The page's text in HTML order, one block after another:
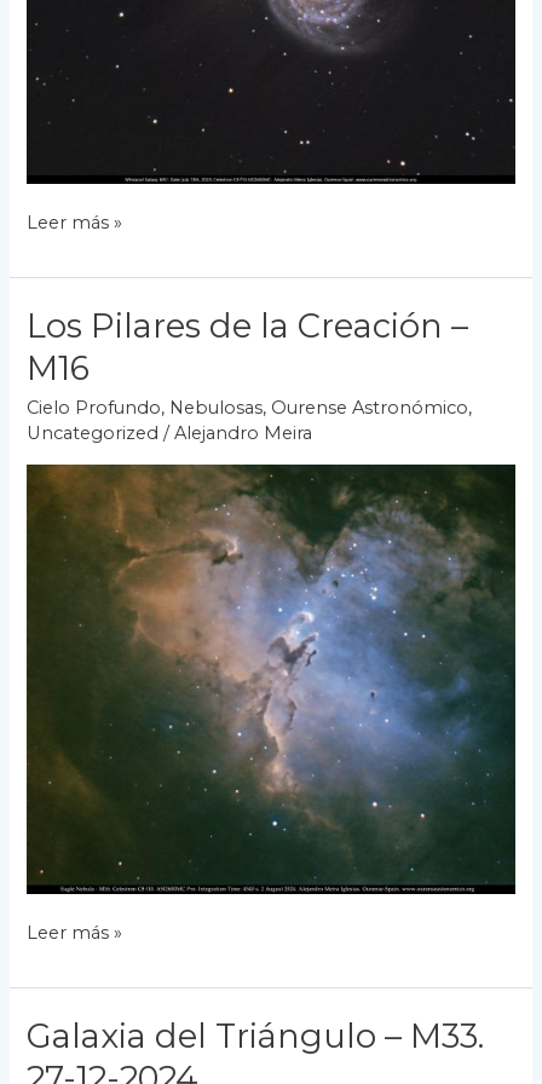
Galaxia
–
Julio
Leer más »
Los Pilares de la Creación –
M16
Cielo Profundo, Nebulosas, Ourense Astronómico,
Uncategorized /Alejandro Meira
Los
de
Creación
Leer más »
Galaxia del Triángulo – M33.